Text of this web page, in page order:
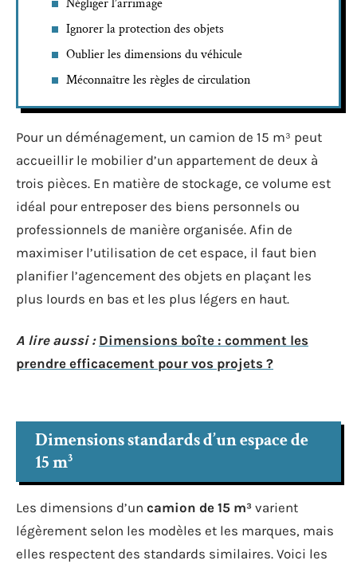
Ignorer la protection des objets
Oublier les dimensions du véhicule
Méconnaître les règles de circulation
Pour un déménagement, un camion de 15 m³ peut
accueillir le mobilier d’un appartement de deux à
trois pièces. En matière de stockage, ce volume est
idéal pour entreposer des biens personnels ou
professionnels de manière organisée. Afin de
maximiser l’utilisation de cet espace, il faut bien
planifier l’agencement des objets en plaçant les
plus lourds en bas et les plus légers en haut.
A lire aussi : Dimensions boîte : comment les
prendre efficacement pour vos projets ?
Dimensions standards d’un espace de
15 m³
Les dimensions d’un camion de 15 m³ varient
légèrement selon les modèles et les marques, mais
elles respectent des standards similaires. Voici les